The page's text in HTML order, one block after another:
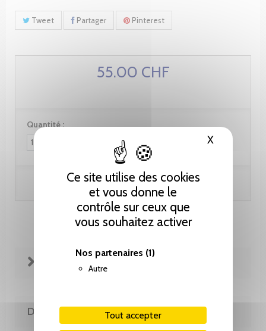
Ce site utilise des cookies
et vous donne le
contrôle sur ceux que
vous souhaitez activer
Nos partenaires (1)
Autre
Tout accepter
XMasquer
Tweet Partager Pinterest
55.00 CHF
Quantité :
Ajouter au panier
FICHE TECHNIQUE
DE LA MÊME COLLECTION